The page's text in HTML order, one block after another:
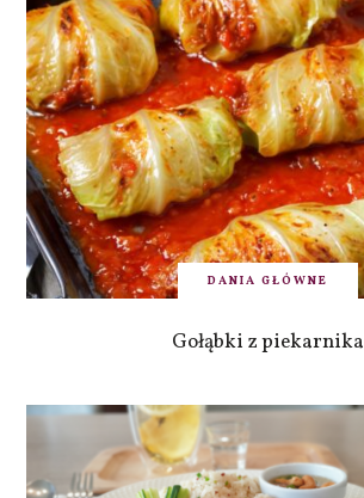
DANIA GŁÓWNE
Gołąbki z piekarnika